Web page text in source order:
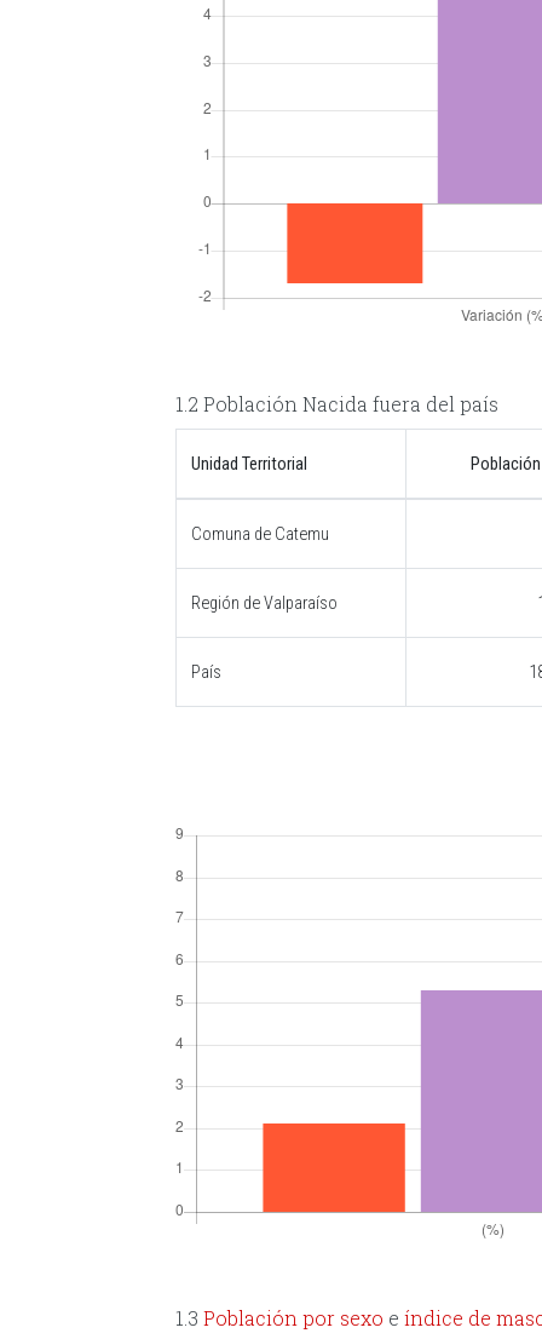
1.2 Población Nacida fuera del país
Unidad Territorial
Comuna de Catemu
Región de Valparaíso
País
1.3 Población por sexo e índice de